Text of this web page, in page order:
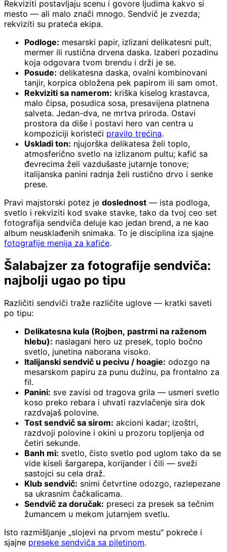
Rekviziti postavljaju scenu i govore ljudima kakvo si
mesto — ali malo znači mnogo. Sendvič je zvezda;
rekviziti su prateća ekipa.
Podloge: mesarski papir, izlizani delikatesni pult,
mermer ili rustična drvena daska. Izaberi pozadinu
koja odgovara tvom brendu i drži je se.
Posude: delikatesna daska, ovalni kombinovani
tanjir, korpica obložena pek papirom ili sam omot.
Rekviziti sa namerom: kriška kiselog krastavca,
malo čipsa, posudica sosa, presavijena platnena
salveta. Jedan-dva, ne mrtva priroda. Ostavi
prostora da diše i postavi hero van centra u
kompoziciji koristeći pravilo trećina.
Uskladi ton: njujorška delikatesa želi toplo,
atmosferično svetlo na izlizanom pultu; kafić sa
đevrecima želi vazdušaste jutarnje tonove;
italijanska panini radnja želi rustično drvo i senke
prese.
Pravi majstorski potez je doslednost — ista podloga,
svetlo i rekviziti kod svake stavke, tako da tvoj ceo set
fotografija sendviča deluje kao jedan brend, a ne kao
album neusklađenih snimaka. To je disciplina iza sjajne
fotografije menija za kafiće.
Šalabajzer za fotografije sendviča:
najbolji ugao po tipu
Različiti sendviči traže različite uglove — kratki saveti
po tipu:
Delikatesna kula (Rojben, pastrmi na raženom
hlebu): naslagani hero uz presek, toplo bočno
svetlo, junetina naborana visoko.
Italijanski sendvič u pecivu / hoagie: odozgo na
mesarskom papiru za punu dužinu, pa frontalno za
fil.
Panini: sve zavisi od tragova grila — usmeri svetlo
koso preko rebara i uhvati razvlačenje sira dok
razdvajaš polovine.
Tost sendvič sa sirom: akcioni kadar; izoštri,
razdvoji polovine i okini u prozoru topljenja od
četiri sekunde.
Banh mi: svetlo, čisto svetlo pod uglom tako da se
vide kiseli šargarepa, korijander i čili — sveži
sastojci su cela draž.
Klub sendvič: snimi četvrtine odozgo, razlepezane
sa ukrasnim čačkalicama.
Sendvič za doručak: preseci za presek sa tečnim
žumancem u mekom jutarnjem svetlu.
Isto razmišljanje „slojevi na prvom mestu" pokreće i
sjajne preseke sendviča sa piletinom.